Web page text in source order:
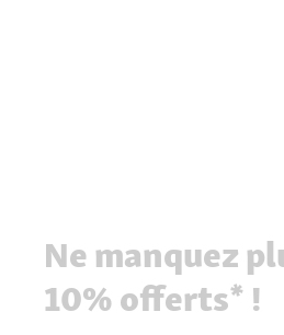
Ne manquez
10% offerts* !